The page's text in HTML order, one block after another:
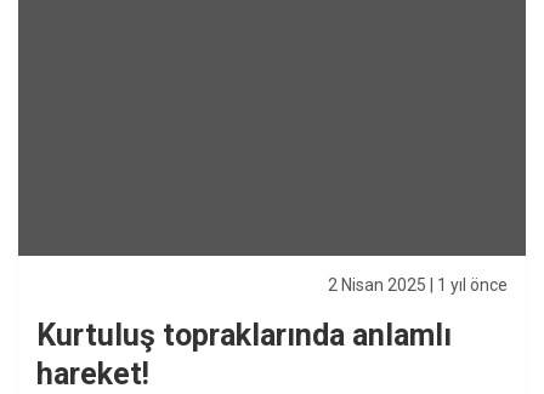
2 Nisan 2025 | 1 yıl önce
Kurtuluş topraklarında anlamlı
hareket!